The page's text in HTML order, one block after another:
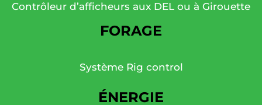
Contrôleur d’afficheurs aux DEL ou à Girouette
FORAGE
Système Rig control
ÉNERGIE